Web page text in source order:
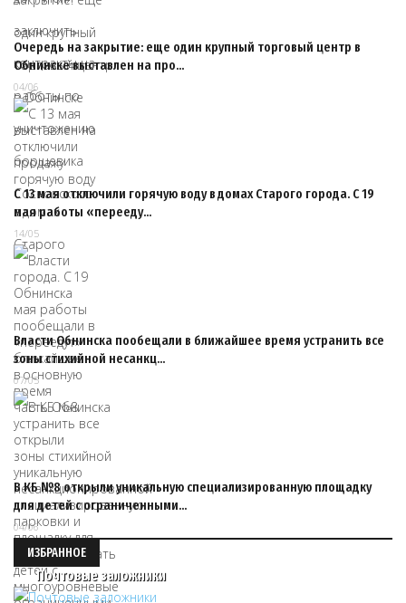
Очередь на закрытие: еще один крупный торговый центр в
Обнинске выставлен на про…
04/06
С 13 мая отключили горячую воду в домах Старого города. С 19
мая работы «перееду…
14/05
Власти Обнинска пообещали в ближайшее время устранить все
зоны стихийной несанкц…
07/05
В КБ №8 открыли уникальную специализированную площадку
для детей с ограниченными…
04/06
ИЗБРАННОЕ
Почтовые заложники